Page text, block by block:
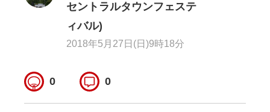
セントラルタウンフェステ
ィバル)
2018年5月27日(日)9時18分
0 0